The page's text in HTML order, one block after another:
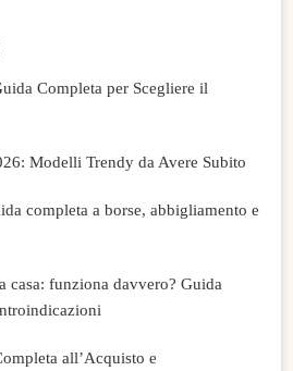
Completa per Scegliere il
Modelli Trendy da Avere Subito
completa a borse, abbigliamento e
casa: funziona davvero? Guida
all’Acquisto e